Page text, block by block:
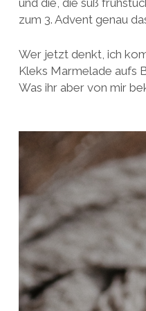
und die, die süß
zum 3. Advent genau
Wer jetzt denkt, ich
Kleks Marmelade aufs
Was ihr aber von mir